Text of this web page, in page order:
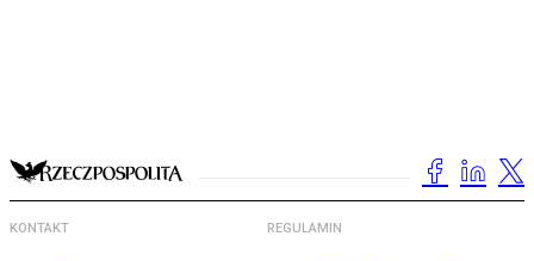
KONTAKT REGULAMIN